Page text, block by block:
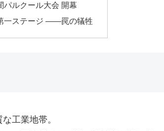
パルクール大会 開幕
一ステージ ――罠の犠牲
工業地帯。